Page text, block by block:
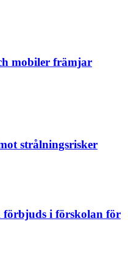
mobiler främjar
strålningsrisker
i förskolan för